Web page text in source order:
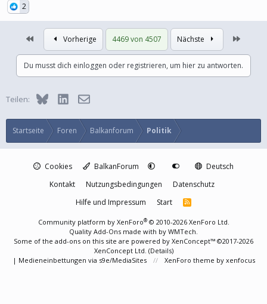
2
Vorherige 4469 von 4507 Nächste
Du musst dich einloggen oder registrieren, um hier zu antworten.
Teilen: BlueskyLinkedInE-Mail
Startseite Foren Balkanforum Politik
Cookies BalkanForum
Deutsch
Kontakt
Nutzungsbedingungen
Datenschutz
Hilfe und Impressum
Start
R
S
Community platform by XenForo® © 2010-2026 XenForo Ltd.
Quality Add-Ons made with by WMTech
Some of the add-ons on this site are powered by XenConcept™ ©2017-2026
XenConcept Ltd. (Details)
| Medieneinbettungen via s9e/MediaSites XenForo theme by xenfocus